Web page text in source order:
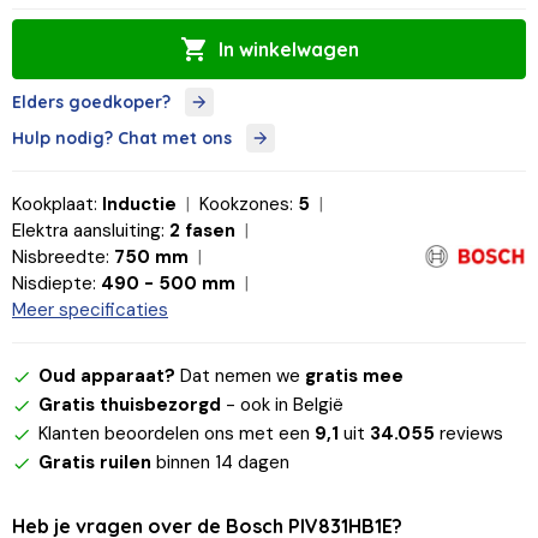
In winkelwagen
Elders goedkoper?
Hulp nodig? Chat met ons
Kookplaat: Inductie Kookzones: 5
Elektra aansluiting: 2 fasen
Nisbreedte: 750 mm
Nisdiepte: 490 - 500 mm
Meer specificaties
Oud apparaat? Dat nemen we gratis mee
Gratis thuisbezorgd - ook in België
Klanten beoordelen ons met een 9,1 uit 34.055 reviews
Gratis ruilen binnen 14 dagen
Heb je vragen over de Bosch PIV831HB1E?